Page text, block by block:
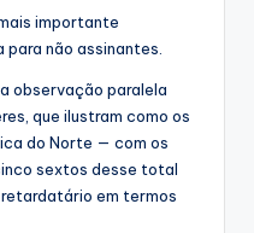
importante
não assinantes.
observação paralela
que ilustram como os
do Norte — com os
sextos desse total
em termos